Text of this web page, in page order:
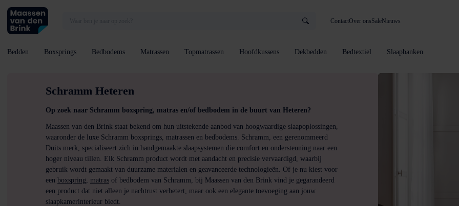
ContactOver onsSaleNieuws
Bedden Boxsprings Bedbodems Matrassen Topmatrassen Hoofdkussens Dekbedden Bedtextiel Slaapbanken
Schramm Heteren
Op zoek naar Schramm boxspring, matras en/of bedbodem in de buurt van Heteren?
Maassen van den Brink staat bekend om hun uitstekende aanbod van hoogwaardige slaapoplossingen,
waaronder de luxe Schramm boxsprings, matrassen en bedbodems. Schramm, een gerenommeerd
Duits merk, specialiseert zich in handgemaakte slaapsystemen die comfort en ondersteuning naar een
hoger niveau tillen. Elk Schramm product wordt met aandacht en precisie vervaardigd, waarbij
gebruik wordt gemaakt van duurzame materialen en geavanceerde technologieën. Of je nu kiest voor
een boxspring matras of bedbodem van Schramm, bij Maassen van den Brink vind je gegarandeerd
een product dat niet alleen je nachtrust verbetert, maar ook een elegante toevoeging aan jouw
slaapkamerinterieur biedt.